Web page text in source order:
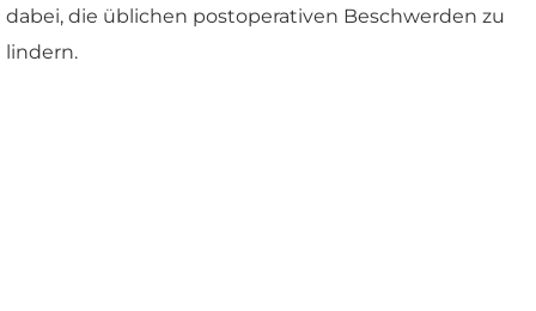
dabei, die üblichen postoperativen Beschwerden zu
lindern.